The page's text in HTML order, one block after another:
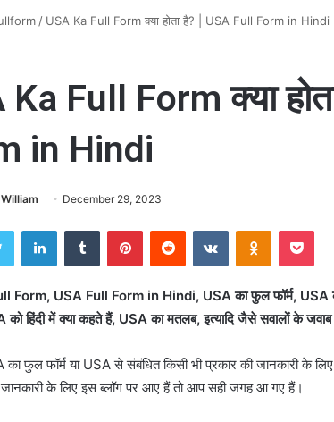
/ USA Ka Full Form क्या होता है? | USA Full Form in Hindi
Ka Full Form क्या
in Hindi
December 29, 2023
Twitter LinkedInTumblr PinterestReddit VKontakte
Form, USA Full Form in Hindi, USA का फुल फॉर्म, USA
को हिंदी में क्या कहते हैं, USA का मतलब, इत्यादि जैसे सवालों के
फुल फॉर्म या USA से संबंधित किसी भी प्रकार की जानकारी के
जानकारी के लिए इस ब्लॉग पर आए हैं तो आप सही जगह आ गए हैं।